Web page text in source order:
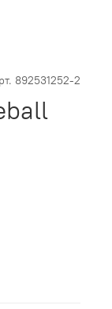
892531252-2